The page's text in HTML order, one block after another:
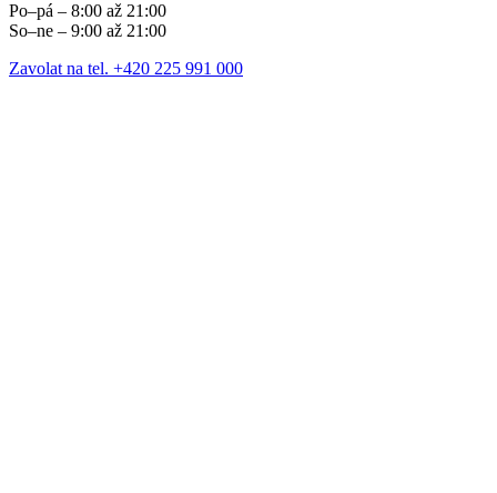
Po–pá – 8:00 až 21:00
So–ne – 9:00 až 21:00
Zavolat na tel. +420 225 991 000